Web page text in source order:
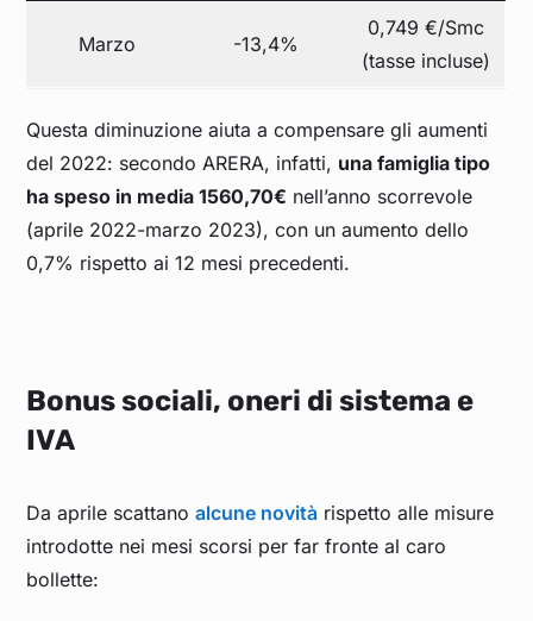
Marzo -13,4%
0,749 €/Smc
(tasse incluse)
Questa diminuzione aiuta a compensare gli aumenti
del 2022: secondo ARERA, infatti, una famiglia tipo
ha speso in media 1560,70€ nell’anno scorrevole
(aprile 2022-marzo 2023), con un aumento dello
0,7% rispetto ai 12 mesi precedenti.
Bonus sociali, oneri di sistema e
IVA
Da aprile scattanoalcune novità rispetto alle misure
introdotte nei mesi scorsi per far fronte al caro
bollette: